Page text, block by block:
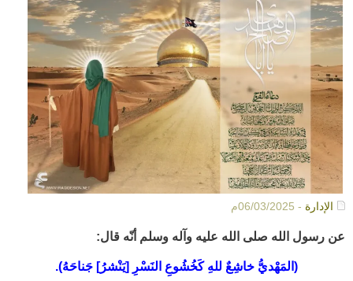
الإدارة - 06/03/2025م
عن رسول الله صلى الله عليه وآله وسلم أنّه قال:
(المَهْديُّ خاشِعٌ للهِ كَخُشُوعِ النَسْرِ [يَنْشرُ] جَناحَهُ).